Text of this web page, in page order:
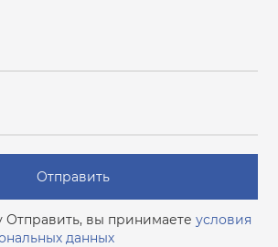
Отправить
Отправить, вы принимаете условия
данных